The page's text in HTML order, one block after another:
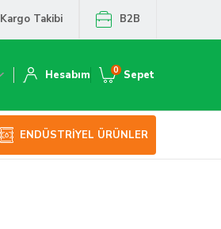
Kargo Takibi B2B
Hesabım Sepet
0
ENDÜSTRİYEL ÜRÜNLER